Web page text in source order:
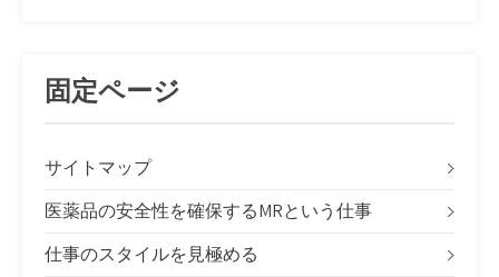
固定ページ
サイトマップ
医薬品の安全性を確保するMRという仕事
仕事のスタイルを見極める